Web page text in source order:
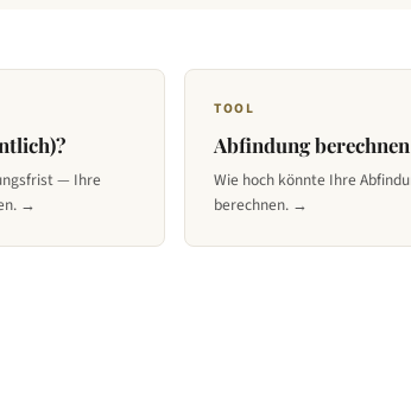
— Ihre
→
TOOL
Abfindung berechnen
Wie hoch könnte Ihre
berechnen. →